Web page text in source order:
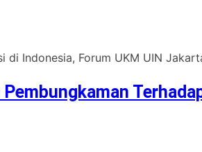
Indonesia, Forum UKM UIN